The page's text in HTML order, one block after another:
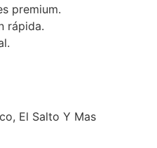
premium.
rápida.
El Salto Y Mas